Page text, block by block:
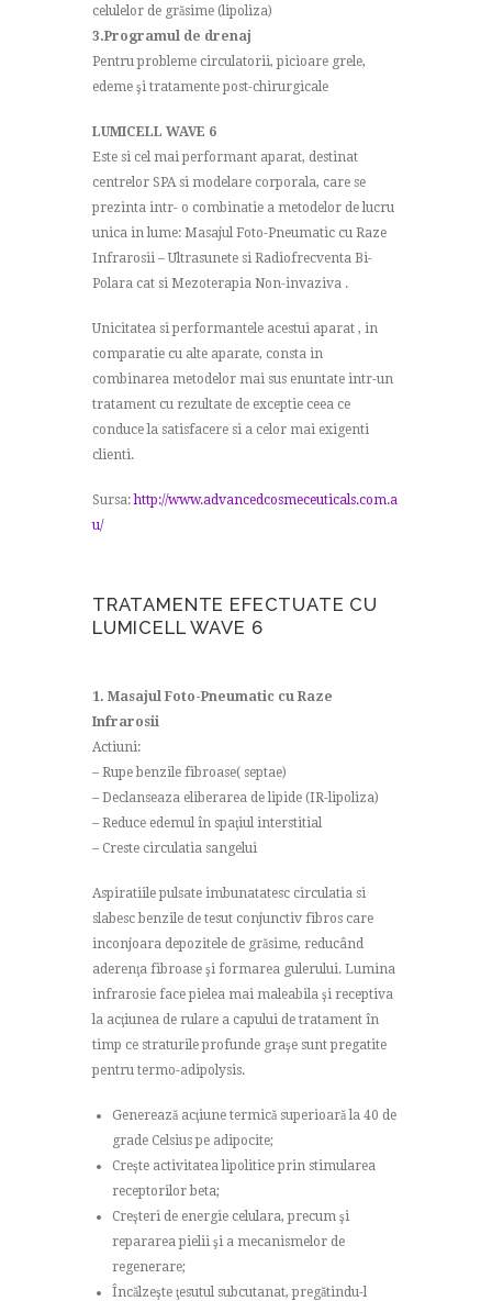
celulelor de grăsime (lipoliza)
3.Programul de drenaj
Pentru probleme circulatorii, picioare grele,
edeme şi tratamente post-chirurgicale
LUMICELL WAVE 6
Este si cel mai performant aparat, destinat
centrelor SPA si modelare corporala, care se
prezinta intr- o combinatie a metodelor de lucru
unica in lume: Masajul Foto-Pneumatic cu Raze
Infrarosii – Ultrasunete si Radiofrecventa Bi-
Polara cat si Mezoterapia Non-invaziva .
Unicitatea si performantele acestui aparat , in
comparatie cu alte aparate, consta in
combinarea metodelor mai sus enuntate intr-un
tratament cu rezultate de exceptie ceea ce
conduce la satisfacere si a celor mai exigenti
clienti.
Sursa:http://www.advancedcosmeceuticals.com.a
u/
TRATAMENTE EFECTUATE CU
LUMICELL WAVE 6
1. Masajul Foto-Pneumatic cu Raze
Infrarosii
Actiuni:
– Rupe benzile fibroase( septae)
– Declanseaza eliberarea de lipide (IR-lipoliza)
– Reduce edemul în spaţiul interstitial
– Creste circulatia sangelui
Aspiratiile pulsate imbunatatesc circulatia si
slabesc benzile de tesut conjunctiv fibros care
inconjoara depozitele de grăsime, reducând
aderenţa fibroase şi formarea gulerului. Lumina
infrarosie face pielea mai maleabila şi receptiva
la acţiunea de rulare a capului de tratament în
timp ce straturile profunde graşe sunt pregatite
pentru termo-adipolysis.
Generează acţiune termică superioară la 40 de
grade Celsius pe adipocite;
Creşte activitatea lipolitice prin stimularea
receptorilor beta;
Creşteri de energie celulara, precum şi
repararea pielii şi a mecanismelor de
regenerare;
Încălzeşte ţesutul subcutanat, pregătindu-l